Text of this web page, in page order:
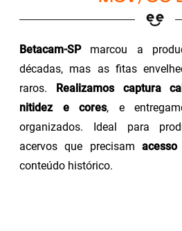
Betacam-SPmarcou a
décadas, mas as fitas
raros.
Realizamos captura
nitidez e cores, e
organizados. Ideal para
acervos que precisam
conteúdo histórico.